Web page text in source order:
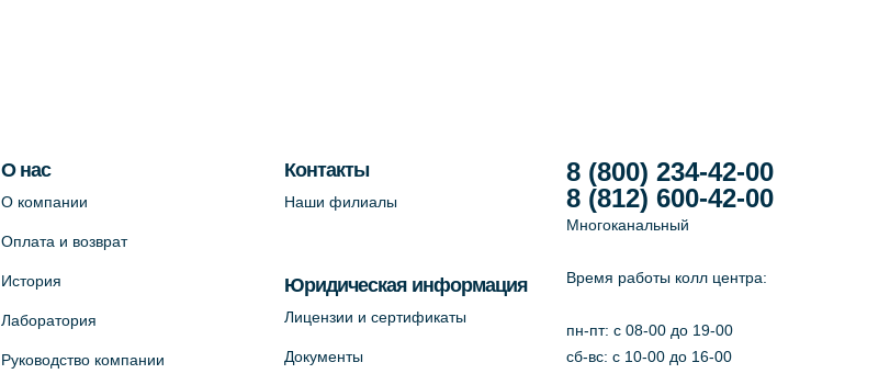
О нас
О компании
Оплата и возврат
История
Лаборатория
Руководство компании
Контакты
Наши филиалы
Юридическая информация
Лицензии и сертификаты
Документы
8 (800) 234-42-00
8 (812) 600-42-00
Многоканальный
Время работы колл центра:
пн-пт: c 08-00 до 19-00
сб-вс: с 10-00 до 16-00